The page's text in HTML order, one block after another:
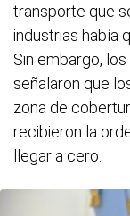
transporte que
industrias había
Sin embargo,
señalaron que
zona de
recibieron la
llegar a cero.